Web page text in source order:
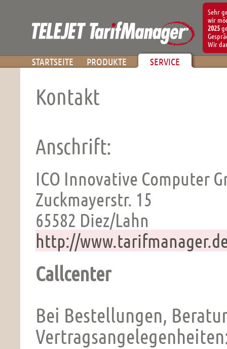
Sehr
wir
2025
Wir
STARTSEITE PRODUKTE SERVICE
Kontakt
Anschrift:
ICO Innovative Computer
Zuckmayerstr. 15
65582 Diez/Lahn
http://
Callcenter
Bei Bestellungen,